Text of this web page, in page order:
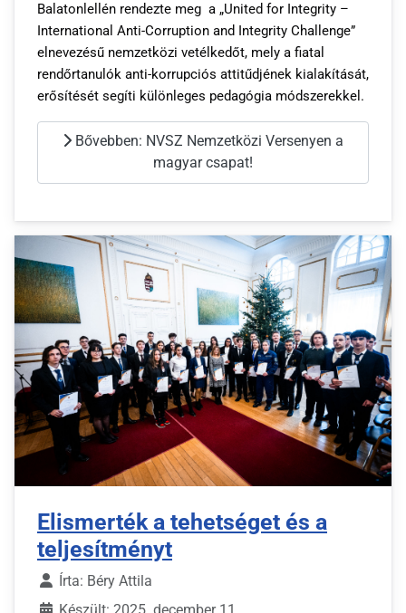
Balatonlellén rendezte meg a „United for Integrity –
International Anti-Corruption and Integrity Challenge”
elnevezésű nemzetközi vetélkedőt, mely a fiatal
rendőrtanulók anti-korrupciós attitűdjének kialakítását,
erősítését segíti különleges pedagógia módszerekkel.
Bővebben: NVSZ Nemzetközi Versenyen a
magyar csapat!
Elismerték a tehetséget és a
teljesítményt
Írta: Béry Attila